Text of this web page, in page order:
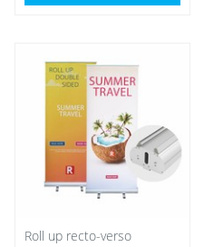
Roll up recto-verso